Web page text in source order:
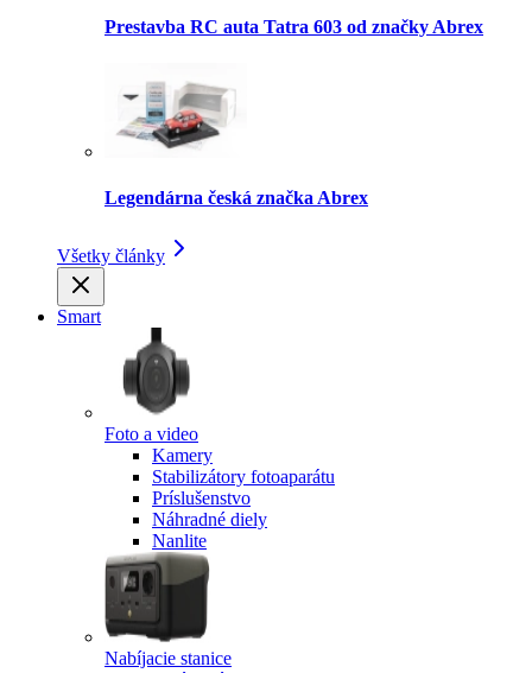
Prestavba RC auta Tatra 603 od značky Abrex
Legendárna česká značka Abrex
Všetky články
Smart
Foto a video
Kamery
Stabilizátory fotoaparátu
Príslušenstvo
Náhradné diely
Nanlite
Nabíjacie stanice